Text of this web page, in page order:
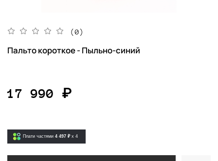
(0)
Пальто короткое - Пыльно-синий
17 990 ₽
Плати частями 4 497 ₽ x 4